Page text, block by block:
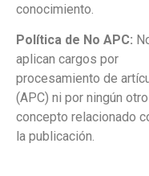
conocimiento.
Política de No APC:
aplican cargos por
procesamiento de
(APC) ni por ningún otro
concepto relacionado
la publicación.